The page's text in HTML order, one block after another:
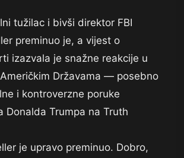
tužilac i bivši direktor FBI
preminuo je, a vijest o
izazvala je snažne reakcije u
Državama — posebno
i kontroverzne poruke
Donalda Trumpa na Truth
je upravo preminuo. Dobro,